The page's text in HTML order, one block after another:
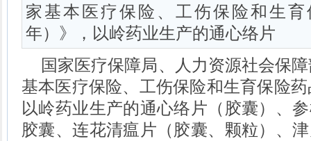
家基本医疗保险、工伤保险和生育
年）》，以岭药业生产的通心络片
国家医疗保障局、人力资源社会保
基本医疗保险、工伤保险和生育保险
以岭药业生产的通心络片（胶囊）、
胶囊、连花清瘟片（胶囊、颗粒）、